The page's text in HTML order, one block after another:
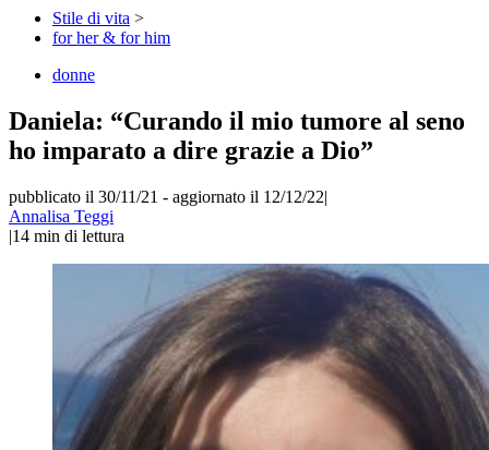
Stile di vita >
for her & for him
donne
Daniela: “Curando il mio tumore al seno
ho imparato a dire grazie a Dio”
pubblicato il 30/11/21 - aggiornato il 12/12/22|
Annalisa Teggi
|14 min di lettura